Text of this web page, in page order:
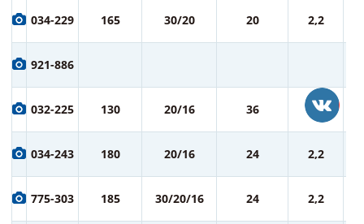
034-229 165 30/20 20 2,2
921-886
032-225 130 20/16 36 1,8
034-243 180 20/16 24 2,2
775-303 185 30/20/16 24 2,2